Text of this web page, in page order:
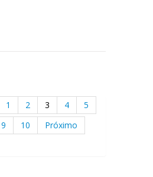
1 2 3 4
5
9 10
Próximo